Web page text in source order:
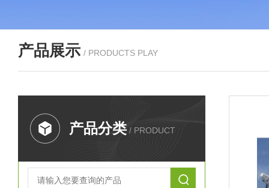
产品展示 / PRODUCTS PLAY
产品分类 / PRODUCT